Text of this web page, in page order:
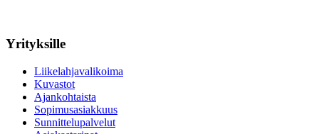
Yrityksille
Liikelahjavalikoima
Kuvastot
Ajankohtaista
Sopimusasiakkuus
Sunnittelupalvelut